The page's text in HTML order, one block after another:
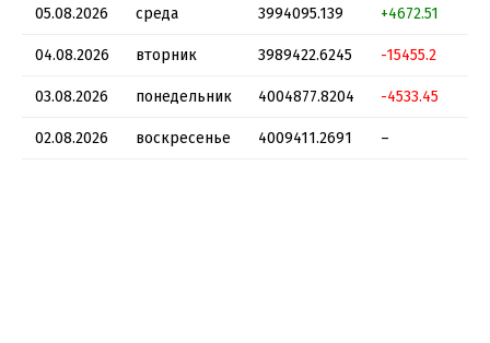
05.08.2026 среда 3994095.139 +4672.51
04.08.2026 вторник 3989422.6245 -15455.2
03.08.2026 понедельник 4004877.8204 -4533.45
02.08.2026 воскресенье 4009411.2691 –